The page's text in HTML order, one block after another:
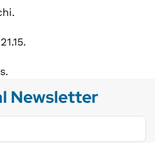
21.15.
Newsletter